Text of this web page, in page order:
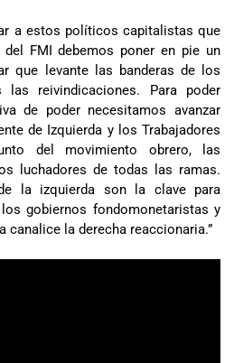
a estos políticos capitalistas que
FMI debemos poner en pie un
que levante las banderas de los
reivindicaciones. Para poder
de poder necesitamos avanzar
de Izquierda y los Trabajadores
del movimiento obrero, las
luchadores de todas las ramas.
la izquierda son la clave para
gobiernos fondomonetaristas y
canalice la derecha reaccionaria.”